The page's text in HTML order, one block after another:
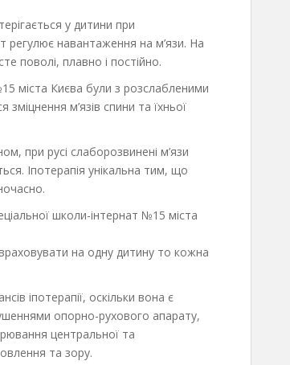
у дитини при
регулює навантаження на м’язи. На
поволі, плавно і постійно.
міста Києва були з розслабленими
зміцнення м’язів спини та їхньої
при русі слаборозвинені м’язи
Іпотерапія унікальна тим, що
школи-інтернат №15 міста
на одну дитину то кожна
іпотерапії, оскільки вона є
опорно-рухового апарату,
центральної та
та зору.